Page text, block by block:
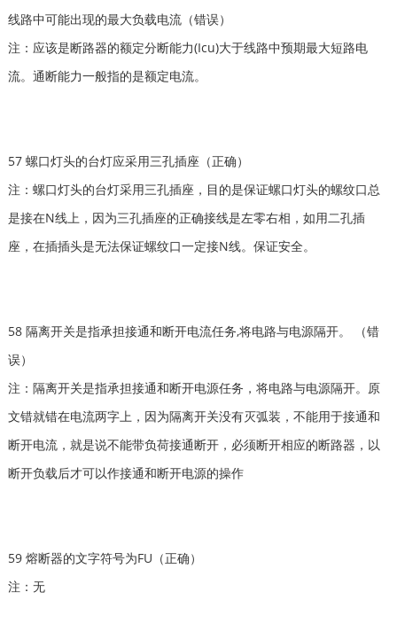
线路中可能出现的最大负载电流（错误）
注：应该是断路器的额定分断能力(Icu)大于线路中预期最大短路电
流。通断能力一般指的是额定电流。
57 螺口灯头的台灯应采用三孔插座（正确）
注：螺口灯头的台灯采用三孔插座，目的是保证螺口灯头的螺纹口总
是接在N线上，因为三孔插座的正确接线是左零右相，如用二孔插
座，在插插头是无法保证螺纹口一定接N线。保证安全。
58 隔离开关是指承担接通和断开电流任务,将电路与电源隔开。 （错
误）
注：隔离开关是指承担接通和断开电源任务，将电路与电源隔开。原
文错就错在电流两字上，因为隔离开关没有灭弧装，不能用于接通和
断开电流，就是说不能带负荷接通断开，必须断开相应的断路器，以
断开负载后才可以作接通和断开电源的操作
59 熔断器的文字符号为FU（正确）
注：无